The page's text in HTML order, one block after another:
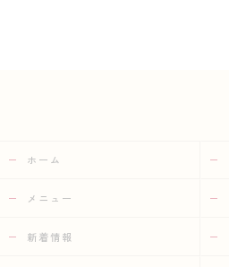
ホーム
メニュー
新着情報